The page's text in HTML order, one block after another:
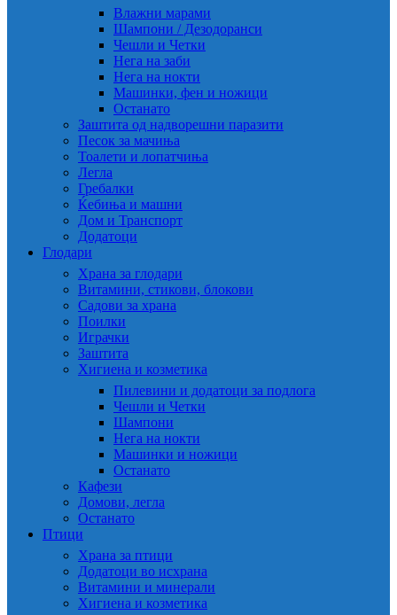
Влажни марами
Шампони / Дезодоранси
Чешли и Четки
Нега на заби
Нега на нокти
Машинки, фен и ножици
Останато
Заштита од надворешни паразити
Песок за мачиња
Тоалети и лопатчиња
Легла
Гребалки
Ќебиња и машни
Дом и Транспорт
Додатоци
Глодари
Храна за глодари
Витамини, стикови, блокови
Садови за храна
Поилки
Играчки
Заштита
Хигиена и козметика
Пилевини и додатоци за подлога
Чешли и Четки
Шампони
Нега на нокти
Машинки и ножици
Останато
Кафези
Домови, легла
Останато
Птици
Храна за птици
Додатоци во исхрана
Витамини и минерали
Хигиена и козметика